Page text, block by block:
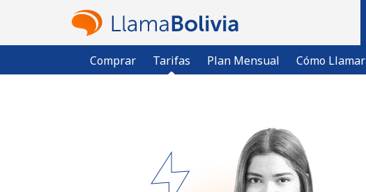
Comprar Tarifas Plan Mensual Cómo Llamar